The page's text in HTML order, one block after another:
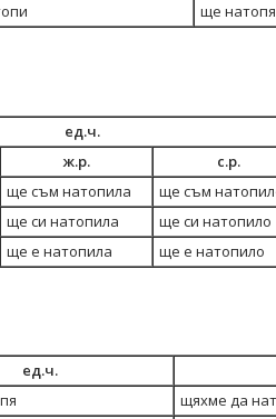
ще
ед.ч.
ж.р.
с.р.
ще съм натопила
ще съм
ще си натопила
ще си натопило
ще е натопила ще е натопило
ед.ч.
щяхме да